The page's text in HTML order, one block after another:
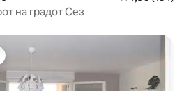
на градот Сез